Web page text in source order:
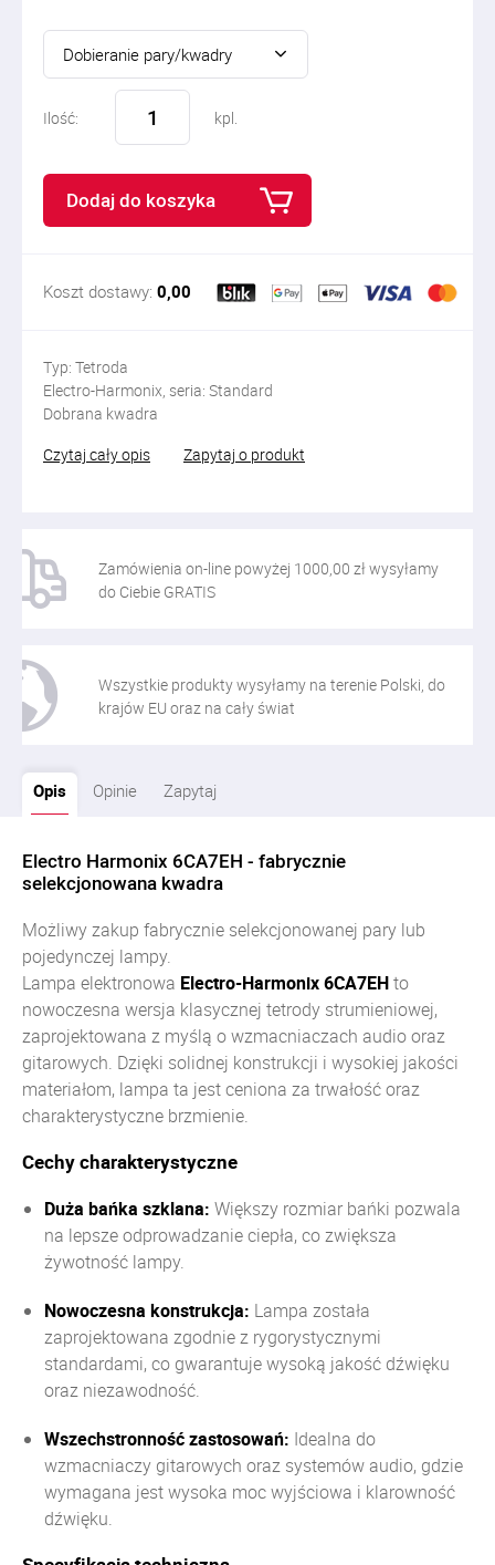
Dobieranie pary/kwadry
Ilość: kpl.
Dodaj do koszyka
Koszt dostawy: 0,00
Typ: Tetroda
Electro-Harmonix, seria: Standard
Dobrana kwadra
Czytaj cały opis
Zapytaj o produkt
Zamówienia on-line powyżej 1000,00 zł wysyłamy
do Ciebie GRATIS
Wszystkie produkty wysyłamy na terenie Polski, do
krajów EU oraz na cały świat
Opis Opinie Zapytaj
Electro Harmonix 6CA7EH - fabrycznie
selekcjonowana kwadra
Możliwy zakup fabrycznie selekcjonowanej pary lub
pojedynczej lampy.
Lampa elektronowa Electro-Harmonix 6CA7EHto
nowoczesna wersja klasycznej tetrody strumieniowej,
zaprojektowana z myślą o wzmacniaczach audio oraz
gitarowych. Dzięki solidnej konstrukcji i wysokiej jakości
materiałom, lampa ta jest ceniona za trwałość oraz
charakterystyczne brzmienie.
Cechy charakterystyczne
Duża bańka szklana: Większy rozmiar bańki pozwala
na lepsze odprowadzanie ciepła, co zwiększa
żywotność lampy.
Nowoczesna konstrukcja: Lampa została
zaprojektowana zgodnie z rygorystycznymi
standardami, co gwarantuje wysoką jakość dźwięku
oraz niezawodność.
Wszechstronność zastosowań: Idealna do
wzmacniaczy gitarowych oraz systemów audio, gdzie
wymagana jest wysoka moc wyjściowa i klarowność
dźwięku.